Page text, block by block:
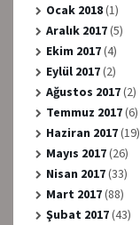
Ocak 2018(1)
Aralık 2017(5)
Ekim 2017(4)
Eylül 2017(2)
Ağustos 2017(2)
Temmuz 2017(6)
Haziran 2017(19)
Mayıs 2017(26)
Nisan 2017(33)
Mart 2017(88)
Şubat 2017(43)